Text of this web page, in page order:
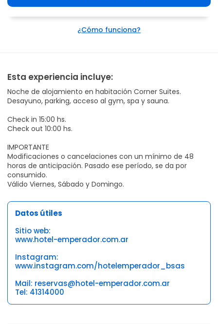
¿Cómo funciona?
Esta experiencia incluye:
Noche de alojamiento en habitación Corner Suites.
Desayuno, parking, acceso al gym, spa y sauna.
Check in 15:00 hs.
Check out 10:00 hs.
IMPORTANTE
Modificaciones o cancelaciones con un mínimo de 48
horas de anticipación. Pasado ese período, se da por
consumido.
Válido Viernes, Sábado y Domingo.
Datos útiles
Sitio web:
www.hotel-emperador.com.ar
Instagram:
www.instagram.com/hotelemperador_bsas
Mail: reservas@hotel-emperador.com.ar
Tel: 41314000